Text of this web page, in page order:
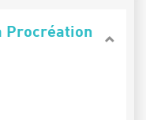
Procréation